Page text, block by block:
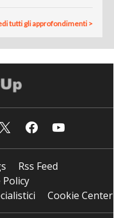
tutti gli approfondimenti >
Rss Feed
Policy
Cookie Center